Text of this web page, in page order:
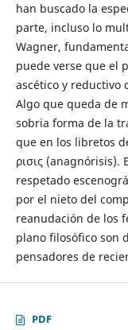
han buscado la
parte, incluso lo
Wagner,
puede verse que el
ascético y reductivo
Algo que queda de
sobria forma de la
que en los libretos
ρισις
respetado
por el nieto del
reanudación de los
plano filosófico son
pensadores de
PDF